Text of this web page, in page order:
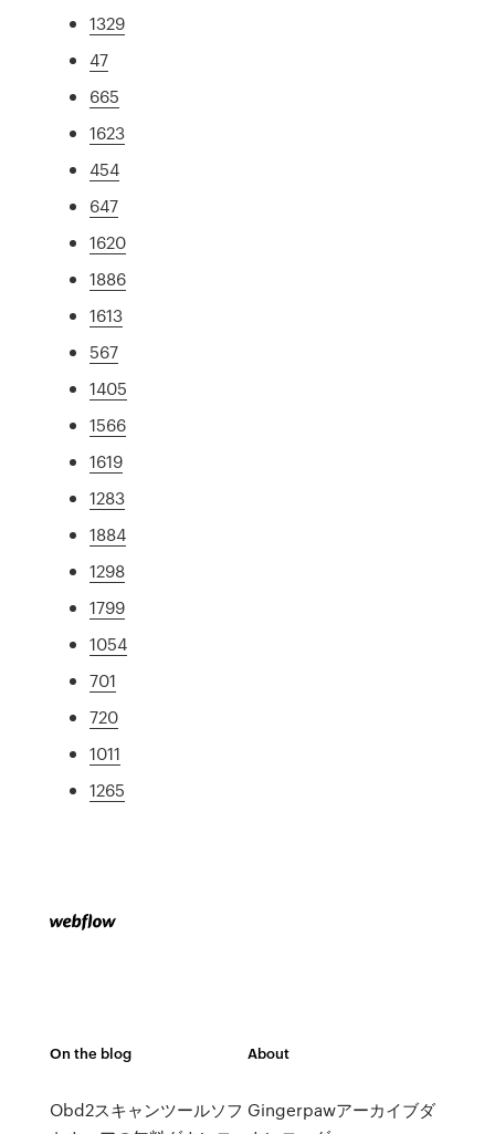
1329
47
665
1623
454
647
1620
1886
1613
567
1405
1566
1619
1283
1884
1298
1799
1054
701
720
1011
1265
On the blog
Obd2スキャンツールソフ
About
Gingerpawアーカイブダ